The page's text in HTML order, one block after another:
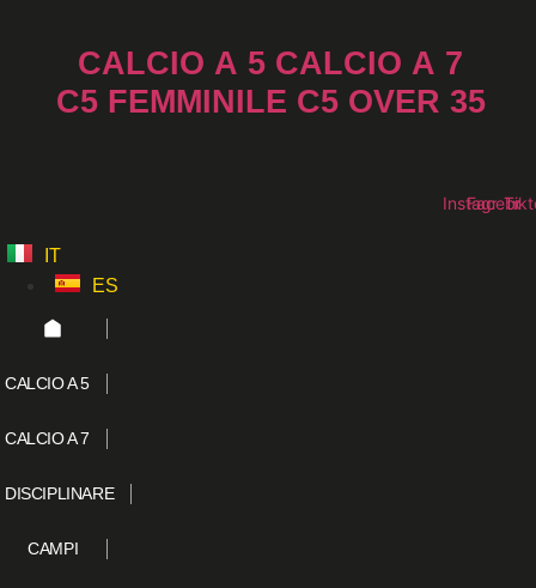
contenutoCALCIO A 5 CALCIO A 7
C5 FEMMINILE C5 OVER 35
Instagram
IT
ES
CALCIO A 5
CALCIO A 7
DISCIPLINARE
CAMPI